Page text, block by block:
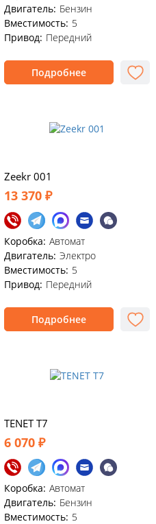
Двигатель: Бензин
Вместимость: 5
Привод: Передний
Подробнее
Zeekr 001
13 370 ₽
Коробка: Автомат
Двигатель: Электро
Вместимость: 5
Привод: Передний
Подробнее
TENET T7
6 070 ₽
Коробка: Автомат
Двигатель: Бензин
Вместимость: 5